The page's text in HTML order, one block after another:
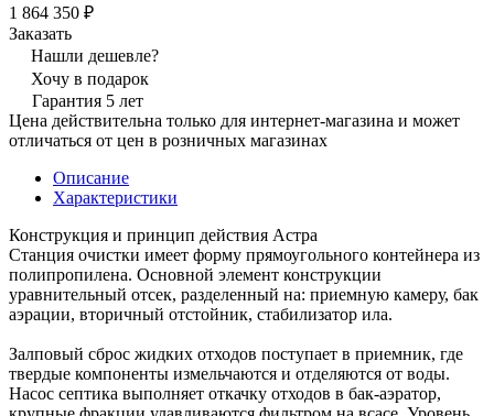
1 864 350 ₽
Заказать
Нашли дешевле?
Хочу в подарок
Гарантия 5 лет
Цена действительна только для интернет-магазина и может
отличаться от цен в розничных магазинах
Описание
Характеристики
Конструкция и принцип действия Астра
Станция очистки имеет форму прямоугольного контейнера из
полипропилена. Основной элемент конструкции
уравнительный отсек, разделенный на: приемную камеру, бак
аэрации, вторичный отстойник, стабилизатор ила.
Залповый сброс жидких отходов поступает в приемник, где
твердые компоненты измельчаются и отделяются от воды.
Насос септика выполняет откачку отходов в бак-аэратор,